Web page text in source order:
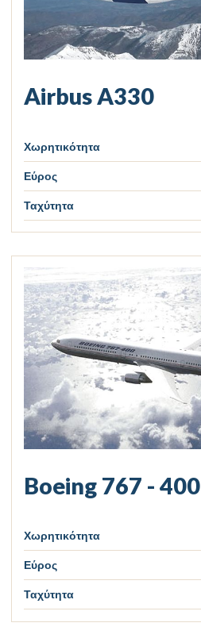
Airbus A330
Χωρητικότητα
Εύρος
Ταχύτητα
Boeing 767 - 400
Χωρητικότητα
Εύρος
Ταχύτητα